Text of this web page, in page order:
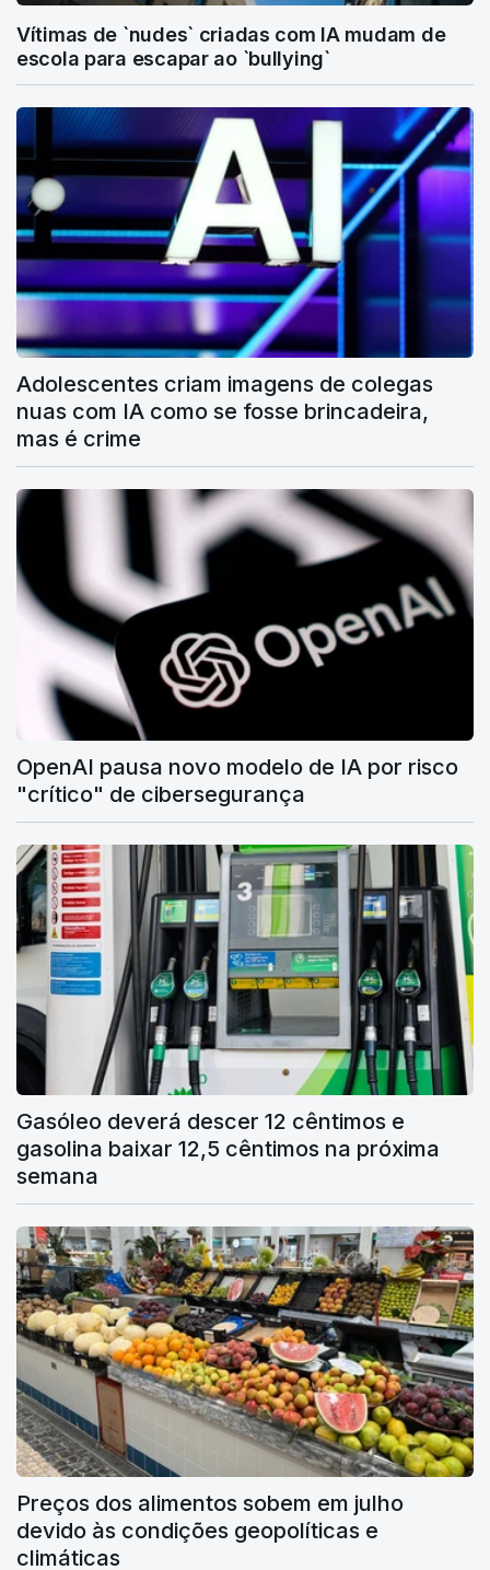
Vítimas de `nudes` criadas com IA mudam de
escola para escapar ao `bullying`
Adolescentes criam imagens de colegas
nuas com IA como se fosse brincadeira,
mas é crime
OpenAI pausa novo modelo de IA por risco
"crítico" de cibersegurança
Gasóleo deverá descer 12 cêntimos e
gasolina baixar 12,5 cêntimos na próxima
semana
Preços dos alimentos sobem em julho
devido às condições geopolíticas e
climáticas